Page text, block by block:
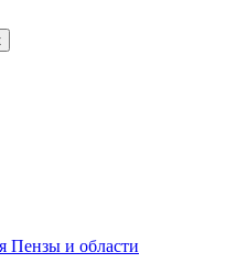
Пензы и области